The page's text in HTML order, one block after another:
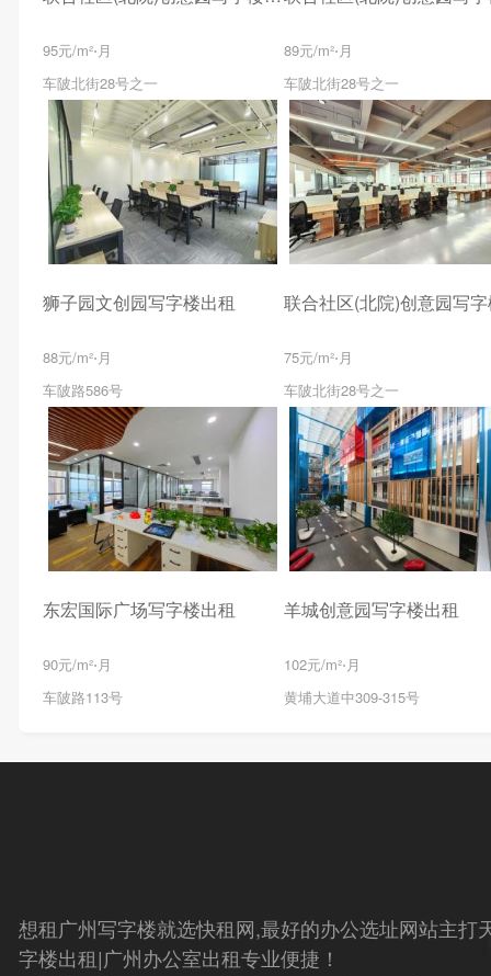
95元/m²⋅月
车陂北街28号之一
89元/m²⋅月
车陂北街28号之一
狮子园文创园写字楼出租
88元/m²⋅月
车陂路586号
75元/m²⋅月
车陂北街28号之一
东宏国际广场写字楼出租
90元/m²⋅月
车陂路113号
羊城创意园写字楼出租
102元/m²⋅月
黄埔大道中309-315号
想租广州写字楼就选快租网,最好的办公选址网站主打
字楼出租|广州办公室出租专业便捷！